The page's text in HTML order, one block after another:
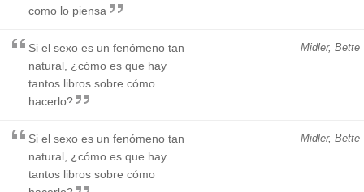
como lo piensa
Midler, Bette
Si el sexo es un fenómeno tan
natural, ¿cómo es que hay
tantos libros sobre cómo
hacerlo?
Midler, Bette
Si el sexo es un fenómeno tan
natural, ¿cómo es que hay
tantos libros sobre cómo